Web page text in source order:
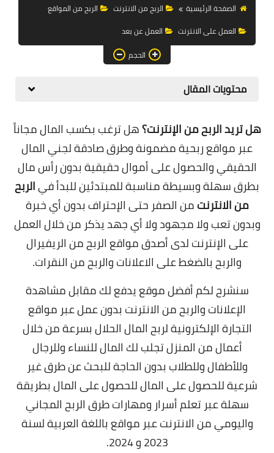
التسويق
الهاتف
المواقع
زيادة متابعين
العملات المشفرة
الاستثمار
الصفحة الرئيسية الربح من الانترنت
الربح من المواقع
العمل على الانترنت
العمل عن بعد
الحجم
محتويات المقال
هل تريد الربح من الإنترنت؟هل ترغب بكسب المال مجاناً
عبر مواقع ربحية مضمونة وطرق صادقة لجني المال
الحقيقي والحصول على أموال حقيقية بدون رأس مال
بطرق سهلة وبسيطة مناسبة للمبتدئين للبدأ فيالربح
من الانترنتمن الصفر حتى الإحتراف بدون أي خبرة
وبدون تعب ولا مجهود ولا أي جهد يذكر من خلال العمل
على الإنترنت لدىأصدق مواقع الربح من الريفيرال
والربح بالضغط على الاعلانات والربح من النقرات.
سنشرح لكم أفضلموقع يدفع لك مقابل مشاهدة
الإعلانات والربح من الانترنت بدون عمل عبر مواقع
التجارة الإلكترونية لربح المال الحلال بسرعة من خلال
أعمال من المنزل تجلب لك المال للنساء وللرجال
وللأطفال وللطلاب بدون الحاجة للبحث عنطرق غير
شرعية للحصول على المال للحصول على المال بطريقة
سهلةعبر تعلم أسرار ومهارات طرق الربح المجاني
واليومي من الانترنت عبر مواقع باللغة العربية لسنة
2023 و 2024.